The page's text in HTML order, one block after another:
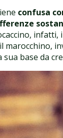
confusa
marocchino,
base da